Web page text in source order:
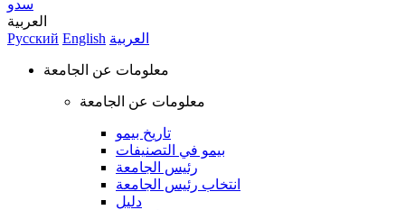
سدو
العربية
Русский English العربية
معلومات عن الجامعة
معلومات عن الجامعة
تاريخ بيمو
بيمو في التصنيفات
رئيس الجامعة
انتخاب رئيس الجامعة
دليل